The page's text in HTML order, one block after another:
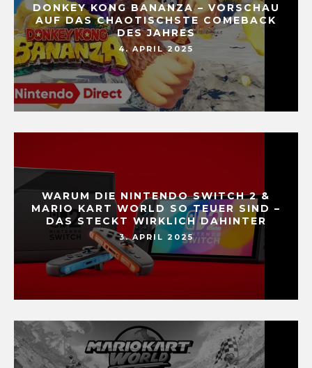
DONKEY KONG BANANZA – VORSCHAU
AUF DAS CHAOTISCHSTE COMEBACK
DES JAHRES
4. APRIL 2025
WARUM DIE NINTENDO SWITCH 2 &
MARIO KART WORLD SO TEUER SIND –
DAS STECKT WIRKLICH DAHINTER
3. APRIL 2025